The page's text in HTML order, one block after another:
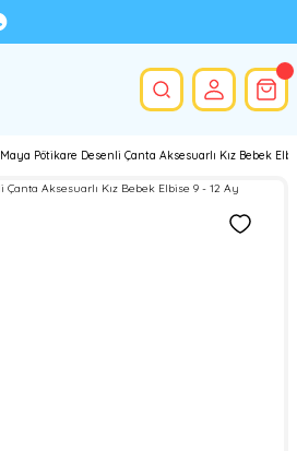
Maya Pötikare Desenli Çanta Aksesuarlı Kız Bebek